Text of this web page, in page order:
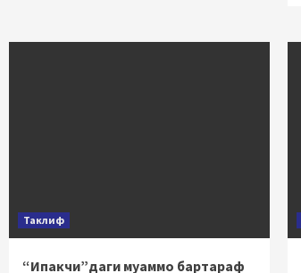
Таклиф
“Ипакчи”даги муаммо бартараф